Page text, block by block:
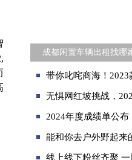
成都闲置车辆出租找哪
带你叱咤商海！2023款菱
无惧网红坡挑战，2024
2024年度成绩单公布！极氪“向
能和你去户外野起来的潮玩旅
线上线下粉丝齐聚 一周